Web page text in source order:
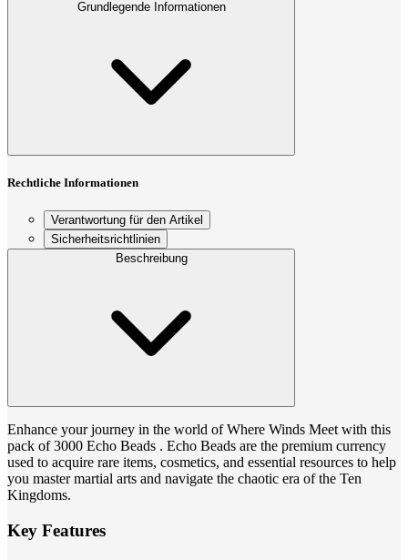
Grundlegende Informationen
Rechtliche Informationen
Verantwortung für den Artikel
Sicherheitsrichtlinien
Beschreibung
Enhance your journey in the world of Where Winds Meet with this
pack of 3000 Echo Beads . Echo Beads are the premium currency
used to acquire rare items, cosmetics, and essential resources to help
you master martial arts and navigate the chaotic era of the Ten
Kingdoms.
Key Features